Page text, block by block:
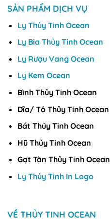
SẢN PHẨM DỊCH VỤ
Ly Thủy Tinh Ocean
Ly Bia Thủy Tinh Ocean
Ly Rượu Vang Ocean
Ly Kem Ocean
Bình Thủy Tinh Ocean
Dĩa/ Tô Thủy Tinh Ocean
Bát Thủy Tinh Ocean
Hũ Thủy Tinh Ocean
Gạt Tàn Thủy Tinh Ocean
Ly Thủy Tinh In Logo
VỀ THỦY TINH OCEAN